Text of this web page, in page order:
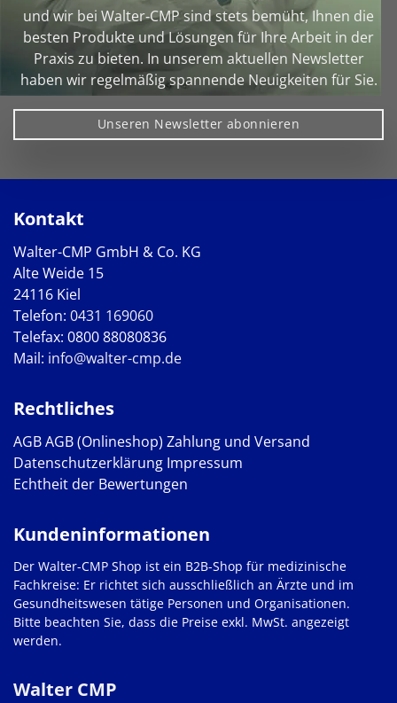
und wir bei Walter‑CMP sind stets bemüht, Ihnen die
besten Produkte und Lösungen für Ihre Arbeit in der
Praxis zu bieten. In unserem aktuellen Newsletter
haben wir regelmäßig spannende Neuigkeiten für Sie.
Unseren Newsletter abonnieren
Kontakt
Walter-CMP GmbH & Co. KG
Alte Weide 15
24116 Kiel
Telefon: 0431 169060
Telefax: 0800 88080836
Mail: info@walter-cmp.de
Rechtliches
AGBAGB (Onlineshop) Zahlung und Versand
Datenschutzerklärung Impressum
Echtheit der Bewertungen
Walter CMP
Kundeninformationen
Der Walter-CMP Shop ist ein B2B-Shop für medizinische
Fachkreise: Er richtet sich ausschließlich an Ärzte und im
Gesundheitswesen tätige Personen und Organisationen.
Bitte beachten Sie, dass die Preise exkl. MwSt. angezeigt
werden.